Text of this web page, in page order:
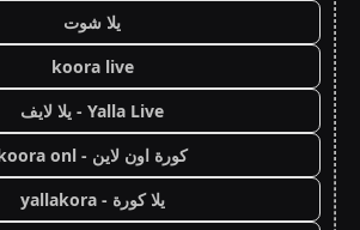
يلا شوت
koora live
Yalla Live - يلا لايف
كورة اون لاين - koora onl
يلا كورة - yallakora